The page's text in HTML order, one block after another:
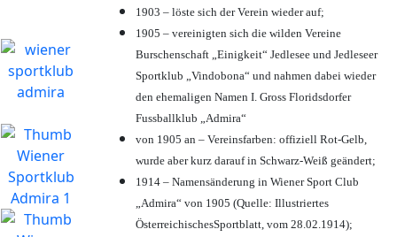
1903 – löste sich der Verein wieder auf;
1905 – vereinigten sich die wilden Vereine
Burschenschaft „Einigkeit“ Jedlesee und Jedleseer
Sportklub „Vindobona“ und nahmen dabei wieder
den ehemaligen Namen I. Gross Floridsdorfer
Fussballklub „Admira“
von 1905 an – Vereinsfarben: offiziell Rot-Gelb,
wurde aber kurz darauf in Schwarz-Weiß geändert;
1914 – Namensänderung in Wiener Sport Club
„Admira“ von 1905 (Quelle: Illustriertes
ÖsterreichischesSportblatt, vom 28.02.1914);